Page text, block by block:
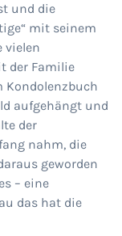
und die
mit seinem
vielen
der Familie
Kondolenzbuch
aufgehängt und
der
nahm, die
geworden
– eine
das hat die